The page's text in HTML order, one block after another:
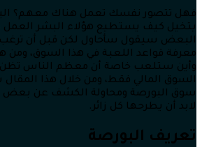
فهل تتصور نفسك تعمل هناك معهم؟
يتخيل كيف يستطيع هؤلاء البشر العمل
البعض سيقول سأحاول لكن قبل أن ترغب
معرفة قواعد اللعبة في هذا السوق، ومن
وأين ستلعب خاصة أن معظم الناس تظن
السوق المالي فقط، ومن خلال هذا المقال
سوق البورصة ومحاولة الكشف عن بعض
لابد أن يطرحها كل زائر.
تعريف البورصة